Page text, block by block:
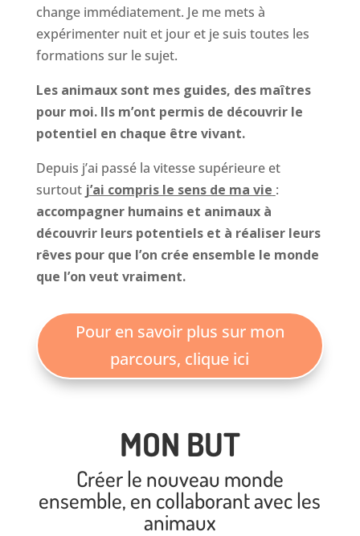
change immédiatement. Je me mets à
expérimenter nuit et jour et je suis toutes les
formations sur le sujet.
Les animaux sont mes guides, des maîtres
pour moi. Ils m’ont permis de découvrir le
potentiel en chaque être vivant.
Depuis j’ai passé la vitesse supérieure et
surtout j’ai compris le sens de ma vie :
accompagner humains et animaux à
découvrir leurs potentiels et à réaliser leurs
rêves pour que l’on crée ensemble le monde
que l’on veut vraiment.
Pour en savoir plus sur mon
parcours, clique ici
MON BUT
Créer le nouveau monde
ensemble, en collaborant avec les
animaux